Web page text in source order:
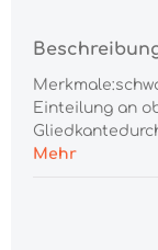
Einteilung an
Mehr